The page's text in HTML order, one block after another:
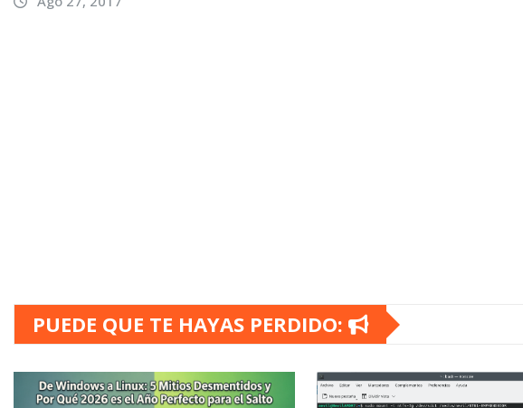
PUEDE QUE TE HAYAS PERDIDO: